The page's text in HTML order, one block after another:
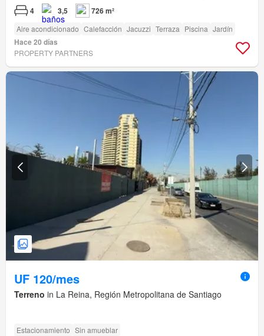
4 3,5 726 m²
Aire acondicionado Calefacción Jacuzzi Terraza Piscina Jardín
Hace 20 días
PROPERTY PARTNERS
UF 120/mes
Terreno in La Reina, Región Metropolitana de Santiago
Estacionamiento Sin amueblar